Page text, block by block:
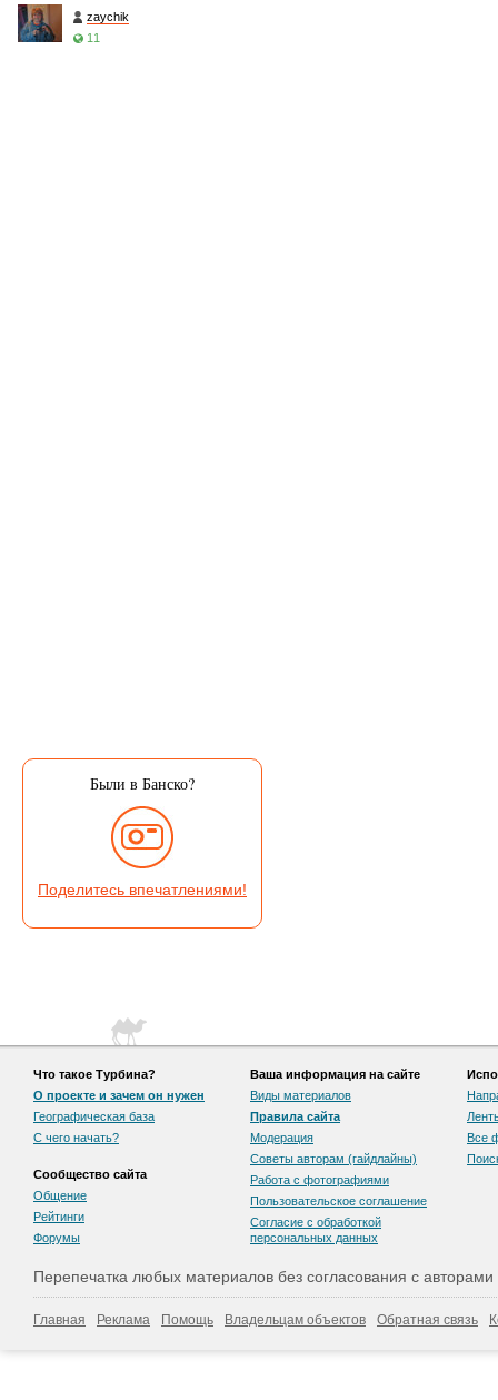
zaychik
11
Были в Банско?
Поделитесь впечатлениями!
Что такое Турбина?
О проекте и зачем он нужен
Географическая база
С чего начать?
Сообщество сайта
Общение
Рейтинги
Форумы
Ваша информация на сайте
Виды материалов
Правила сайта
Модерация
Советы авторам (гайдлайны)
Работа с фотографиями
Пользовательскоe соглашение
Согласие с обработкой
персональных данных
Все
Перепечатка любых материалов без согласования с
Главная Реклама Помощь Владельцам объектов Обратная связь